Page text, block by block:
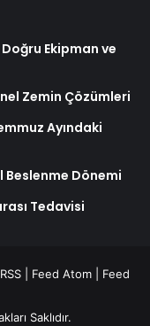
Ekipman ve
Zemin Çözümleri
Ayındaki
Beslenme Dönemi
Tedavisi
Feed Atom
Feed
Saklıdır.